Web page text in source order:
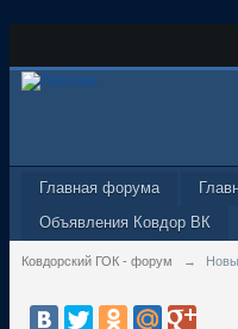
Главная форума
Объявления Ковдор ВК
Ковдорский ГОК - форум →